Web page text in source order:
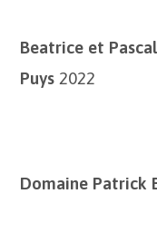
Beatrice et
Puys
Domaine Patrick